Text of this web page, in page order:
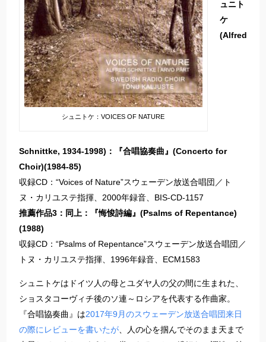
シュニトケ：VOICES OF NATURE
ュニト
ケ
(Alfred
Schnittke, 1934-1998)：『合唱協奏曲』(Concerto for
Choir)(1984-85)
収録CD：“Voices of Nature”スウェーデン放送合唱団／ト
ヌ・カリユステ指揮、2000年録音、BIS-CD-1157
推薦作品3：同上：『悔悛詩編』(Psalms of Repentance)
(1988)
収録CD：“Psalms of Repentance”スウェーデン放送合唱団／
トヌ・カリユステ指揮、1996年録音、ECM1583
シュニトケはドイツ人の母とユダヤ人の父の間に生まれた、
ショスタコーヴィチ後のソ連～ロシアを代表する作曲家。
『合唱協奏曲』は2017年9月のスウェーデン放送合唱団来日
の際にレビューを書いたが、人の心を掴んでそのまま天まで